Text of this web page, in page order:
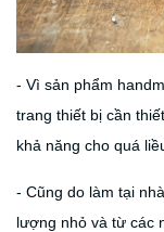
- Vì sản phẩm
trang thiết bị cần
khả năng cho quá
- Cũng do làm tại
lượng nhỏ và từ các